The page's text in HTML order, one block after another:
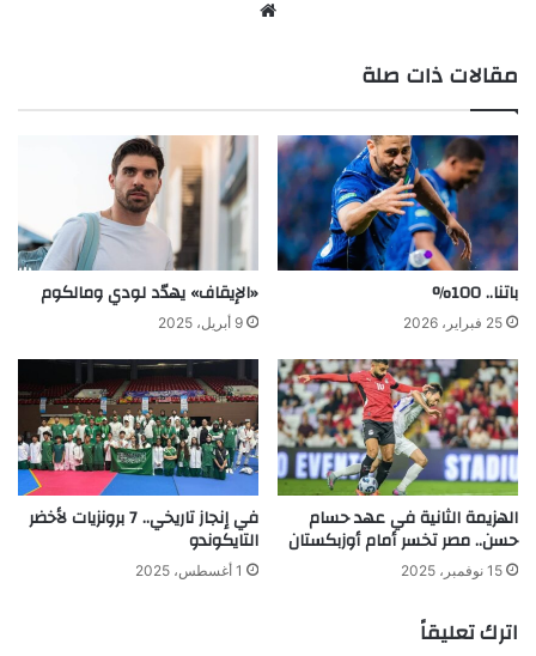
مقالات ذات صلة
باتنا.. 100%
25 فبراير، 2026
«الإيقاف» يهدّد لودي ومالكوم
9 أبريل، 2025
الهزيمة الثانية في عهد حسام
حسن.. مصر تخسر أمام أوزبكستان
15 نوفمبر، 2025
في إنجاز تاريخي.. 7 برونزيات لأخضر
التايكوندو
1 أغسطس، 2025
اترك تعليقاً